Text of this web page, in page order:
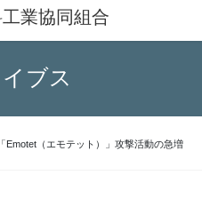
業協同組合
ブス
Emotet（エモテット）」攻撃活動の急増